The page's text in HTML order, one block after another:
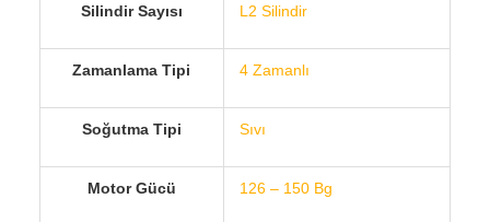
Silindir Sayısı L2 Silindir
Zamanlama Tipi 4 Zamanlı
Soğutma Tipi Sıvı
Motor Gücü 126 – 150 Bg